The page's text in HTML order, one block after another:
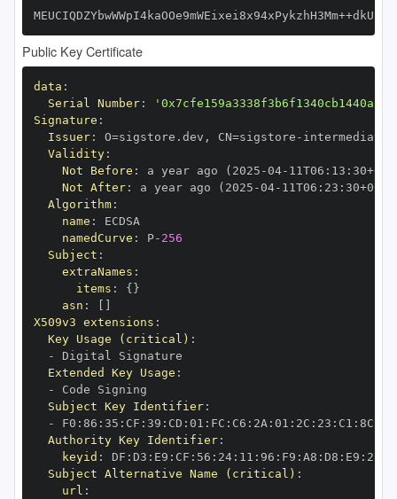
Public Key Certificate
data :
Serial Number:
Signature :
Issuer: O=sigstore.dev , CN=sigstore -
Validity:
Not Before : a year ago (2025 -04- 11T06 : 13 : 30+00
Not After: a year ago (2025 -04- 11T06 : 23 : 30+00
Algorithm:
name :
namedCurve : P- 256
Subject :
extraNames :
items : { }
asn :
X509v3 extensions :
Key Usage (critical) :
-
Extended Key Usage :
-
Subject Key Identifier:
-
F0 : 86 : 35 : CF : 39 : CD : 01 : FC : C6 : 2A : 01 : 2C : 23 : C1 : 8C
Authority Key Identifier:
keyid : DF : D3 : E9 : CF : 56 : 24: 11 : 96 : F9 : A8 : D8 : E9 : 28
Subject Alternative Name (critical) :
url :